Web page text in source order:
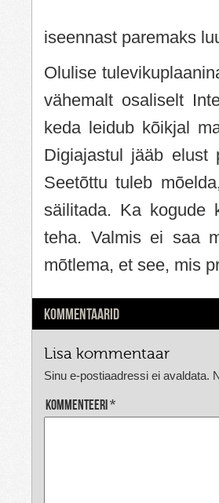
iseennast paremaks
Olulise
vähemalt osaliselt
keda leidub kõikjal
Digiajastul jääb elust
Seetõttu tuleb
säilitada. Ka kogude
teha. Valmis ei saa
mõtlema, et see, mis
KOMMENTAARID
Lisa kommentaar
Sinu e-postiaadressi ei avaldata.
Kommenteeri *